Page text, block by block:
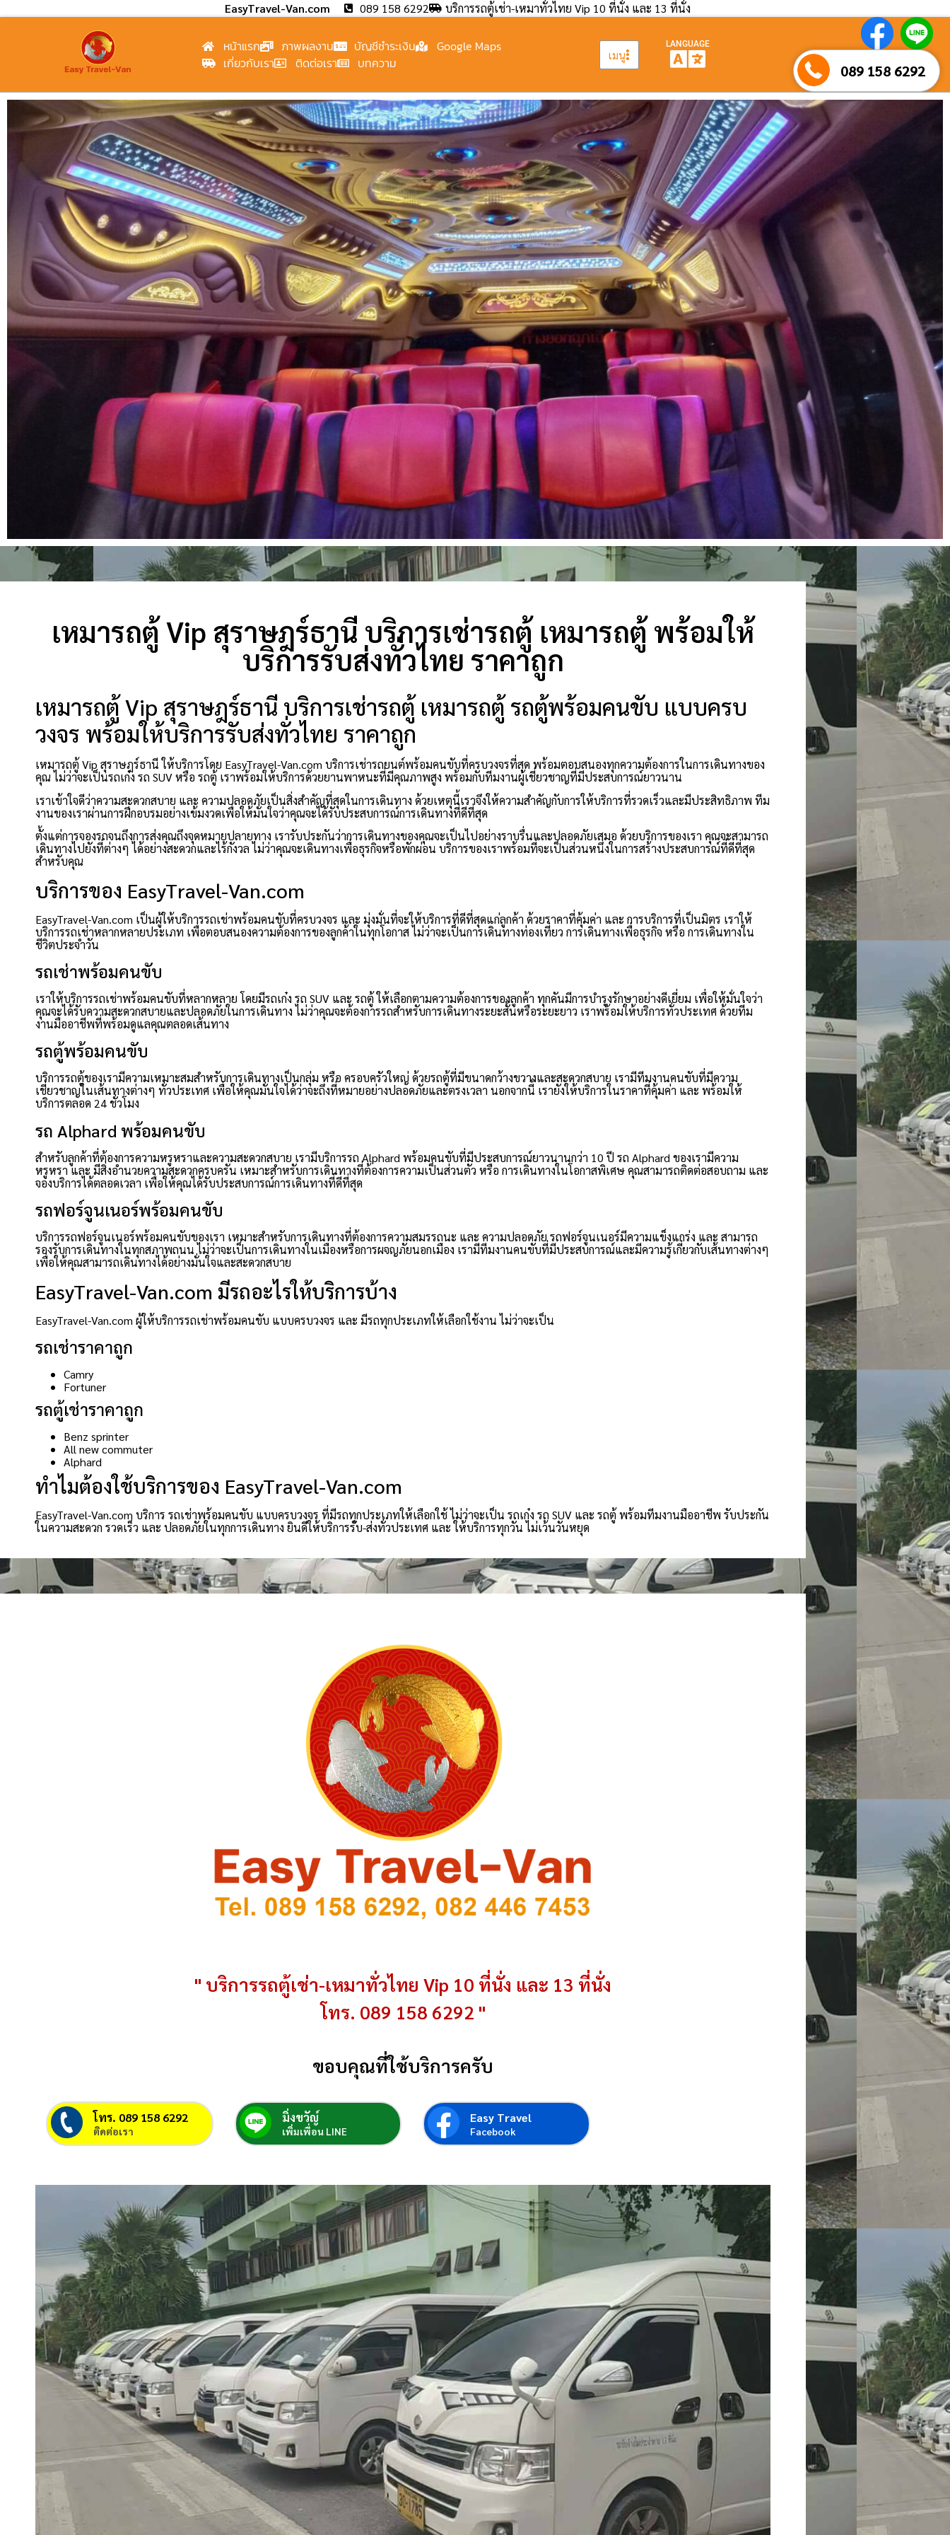
EasyTravel-Van.com 089 158 6292 บริการรถตู้เช่า-เหมาทั่วไทย Vip 10 ที่นั่ง และ 13 ที่นั่ง
หน้าแรก ภาพผลงาน บัญชีชำระเงิน
Google Maps
เกี่ยวกับเรา
ติดต่อเรา บทความ เมนู
LANGUAGE
089 158 6292
เหมารถตู้ Vip สุราษฎร์ธานี บริการเช่ารถตู้ เหมารถตู้ พร้อมให้
บริการรับส่งทั่วไทย ราคาถูก
เหมารถตู้ Vip สุราษฎร์ธานี บริการเช่ารถตู้ เหมารถตู้ รถตู้พร้อมคนขับ แบบครบ
วงจร พร้อมให้บริการรับส่งทั่วไทย ราคาถูก
เหมารถตู้ Vip สุราษฎร์ธานี ให้บริการโดย EasyTravel-Van.com บริการเช่ารถยนต์พร้อมคนขับที่ครบวงจรที่สุด พร้อมตอบสนองทุกความต้องการในการเดินทางของ
คุณ ไม่ว่าจะเป็นรถเก๋ง รถ SUV หรือ รถตู้ เราพร้อมให้บริการด้วยยานพาหนะที่มีคุณภาพสูง พร้อมกับทีมงานผู้เชี่ยวชาญที่มีประสบการณ์ยาวนาน
เราเข้าใจดีว่าความสะดวกสบาย และ ความปลอดภัยเป็นสิ่งสำคัญที่สุดในการเดินทาง ด้วยเหตุนี้เราจึงให้ความสำคัญกับการให้บริการที่รวดเร็วและมีประสิทธิภาพ ทีม
งานของเราผ่านการฝึกอบรมอย่างเข้มงวดเพื่อให้มั่นใจว่าคุณจะได้รับประสบการณ์การเดินทางที่ดีที่สุด
ตั้งแต่การจองรถจนถึงการส่งคุณถึงจุดหมายปลายทาง เรารับประกันว่าการเดินทางของคุณจะเป็นไปอย่างราบรื่นและปลอดภัยเสมอ ด้วยบริการของเรา คุณจะสามารถ
เดินทางไปยังที่ต่างๆ ได้อย่างสะดวกและไร้กังวล ไม่ว่าคุณจะเดินทางเพื่อธุรกิจหรือพักผ่อน บริการของเราพร้อมที่จะเป็นส่วนหนึ่งในการสร้างประสบการณ์ที่ดีที่สุด
สำหรับคุณ
บริการของ EasyTravel-Van.com
EasyTravel-Van.com เป็นผู้ให้บริการรถเช่าพร้อมคนขับที่ครบวงจร และ มุ่งมั่นที่จะให้บริการที่ดีที่สุดแก่ลูกค้า ด้วยราคาที่คุ้มค่า และ การบริการที่เป็นมิตร เราให้
บริการรถเช่าหลากหลายประเภท เพื่อตอบสนองความต้องการของลูกค้าในทุกโอกาส ไม่ว่าจะเป็นการเดินทางท่องเที่ยว การเดินทางเพื่อธุรกิจ หรือ การเดินทางใน
ชีวิตประจำวัน
รถเช่าพร้อมคนขับ
เราให้บริการรถเช่าพร้อมคนขับที่หลากหลาย โดยมีรถเก๋ง รถ SUV และ รถตู้ ให้เลือกตามความต้องการของลูกค้า ทุกคันมีการบำรุงรักษาอย่างดีเยี่ยม เพื่อให้มั่นใจว่า
คุณจะได้รับความสะดวกสบายและปลอดภัยในการเดินทาง ไม่ว่าคุณจะต้องการรถสำหรับการเดินทางระยะสั้นหรือระยะยาว เราพร้อมให้บริการทั่วประเทศ ด้วยทีม
งานมืออาชีพที่พร้อมดูแลคุณตลอดเส้นทาง
รถตู้พร้อมคนขับ
บริการรถตู้ของเรามีความเหมาะสมสำหรับการเดินทางเป็นกลุ่ม หรือ ครอบครัวใหญ่ ด้วยรถตู้ที่มีขนาดกว้างขวางและสะดวกสบาย เรามีทีมงานคนขับที่มีความ
เชี่ยวชาญในเส้นทางต่างๆ ทั่วประเทศ เพื่อให้คุณมั่นใจได้ว่าจะถึงที่หมายอย่างปลอดภัยและตรงเวลา นอกจากนี้ เรายังให้บริการในราคาที่คุ้มค่า และ พร้อมให้
บริการตลอด 24 ชั่วโมง
รถ Alphard พร้อมคนขับ
สำหรับลูกค้าที่ต้องการความหรูหราและความสะดวกสบาย เรามีบริการรถ Alphard พร้อมคนขับที่มีประสบการณ์ยาวนานกว่า 10 ปี รถ Alphard ของเรามีความ
หรูหรา และ มีสิ่งอำนวยความสะดวกครบครัน เหมาะสำหรับการเดินทางที่ต้องการความเป็นส่วนตัว หรือ การเดินทางในโอกาสพิเศษ คุณสามารถติดต่อสอบถาม และ
จองบริการได้ตลอดเวลา เพื่อให้คุณได้รับประสบการณ์การเดินทางที่ดีที่สุด
รถฟอร์จูนเนอร์พร้อมคนขับ
บริการรถฟอร์จูนเนอร์พร้อมคนขับของเรา เหมาะสำหรับการเดินทางที่ต้องการความสมรรถนะ และ ความปลอดภัย รถฟอร์จูนเนอร์มีความแข็งแกร่ง และ สามารถ
รองรับการเดินทางในทุกสภาพถนน ไม่ว่าจะเป็นการเดินทางในเมืองหรือการผจญภัยนอกเมือง เรามีทีมงานคนขับที่มีประสบการณ์และมีความรู้เกี่ยวกับเส้นทางต่างๆ
เพื่อให้คุณสามารถเดินทางได้อย่างมั่นใจและสะดวกสบาย
EasyTravel-Van.com มีรถอะไรให้บริการบ้าง
EasyTravel-Van.com ผู้ให้บริการรถเช่าพร้อมคนขับ แบบครบวงจร และ มีรถทุกประเภทให้เลือกใช้งาน ไม่ว่าจะเป็น
รถเช่าราคาถูก
Camry
Fortuner
รถตู้เช่าราคาถูก
Benz sprinter
All new commuter
Alphard
ทำไมต้องใช้บริการของ EasyTravel-Van.com
EasyTravel-Van.com บริการ รถเช่าพร้อมคนขับ แบบครบวงจร ที่มีรถทุกประเภทให้เลือกใช้ ไม่ว่าจะเป็น รถเก๋ง รถ SUV และ รถตู้ พร้อมทีมงานมืออาชีพ รับประกัน
ในความสะดวก รวดเร็ว และ ปลอดภัยในทุกการเดินทาง ยินดีให้บริการรับ-ส่งทั่วประเทศ และ ให้บริการทุกวัน ไม่เว้นวันหยุด
" บริการรถตู้เช่า-เหมาทั่วไทย Vip 10 ที่นั่ง และ 13 ที่นั่ง
โทร. 089 158 6292 "
ขอบคุณที่ใช้บริการครับ
โทร. 089 158 6292
ติดต่อเรา
มิ่งขวัญ์
เพิ่มเพื่อน LINE
Easy Travel
Facebook